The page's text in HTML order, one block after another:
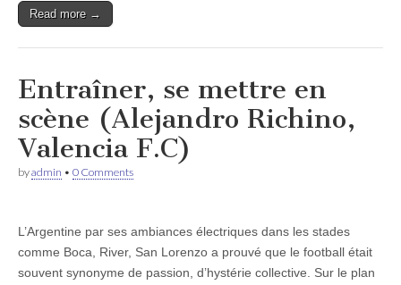
Read more →
Entraîner, se mettre en
scène (Alejandro Richino,
Valencia F.C)
byadmin • 0 Comments
L’Argentine par ses ambiances électriques dans les stades
comme Boca, River, San Lorenzo a prouvé que le football était
souvent synonyme de passion, d’hystérie collective. Sur le plan